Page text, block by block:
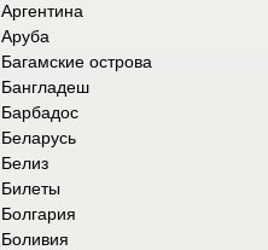
Аргентина
Аруба
Багамские острова
Бангладеш
Барбадос
Беларусь
Белиз
Билеты
Болгария
Боливия